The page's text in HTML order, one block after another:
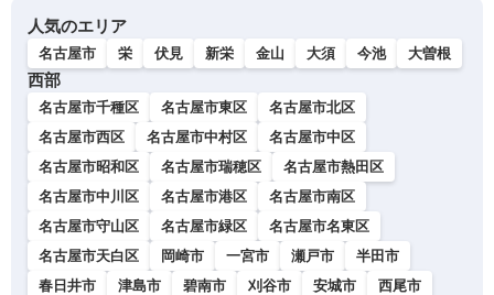
人気のエリア
名古屋市 栄 伏見 新栄 金山 大須 今池 大曽根
西部
名古屋市千種区 名古屋市東区
名古屋市北区
名古屋市西区
名古屋市中村区
名古屋市中区
名古屋市昭和区
名古屋市瑞穂区
名古屋市熱田区
名古屋市中川区
名古屋市港区
名古屋市南区
名古屋市守山区
名古屋市緑区
名古屋市名東区
名古屋市天白区
岡崎市 一宮市 瀬戸市
半田市
春日井市
津島市 碧南市 刈谷市 安城市
西尾市